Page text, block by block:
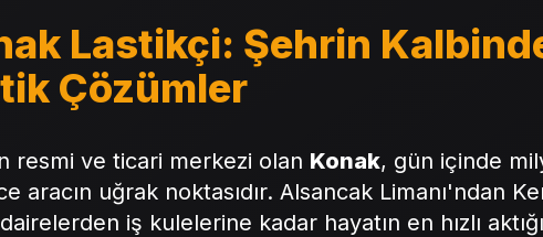
Lastikçi: Şehrin
Çözümler
resmi ve ticari merkezi olan Konak, gün içinde
aracın uğrak noktasıdır. Alsancak Limanı'ndan
iş kulelerine kadar hayatın en hızlı